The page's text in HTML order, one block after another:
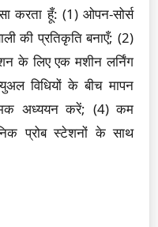
करता हूँ: (1) ओपन-सोर्स
की प्रतिकृति बनाएँ; (2)
के लिए एक मशीन लर्निंग
विधियों के बीच मापन
अध्ययन करें; (4) कम
प्रोब स्टेशनों के साथ